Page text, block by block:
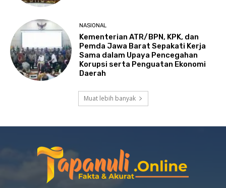
NASIONAL
Kementerian ATR/BPN, KPK, dan
Pemda Jawa Barat Sepakati Kerja
Sama dalam Upaya Pencegahan
Korupsi serta Penguatan Ekonomi
Daerah
Muat lebih banyak